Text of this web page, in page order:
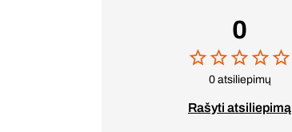
0
0 atsiliepimų
Rašyti atsiliepimą